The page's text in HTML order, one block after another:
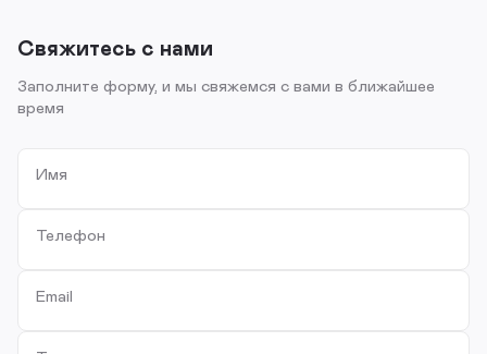
Свяжитесь с нами
Заполните форму, и мы свяжемся с вами в ближайшее
время
Имя
Телефон
Email